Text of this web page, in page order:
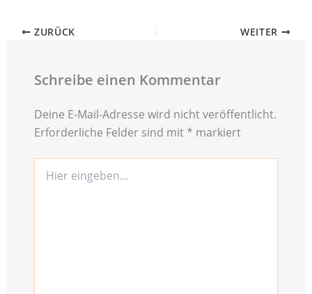
ZURÜCK WEITER
Schreibe einen Kommentar
Deine E-Mail-Adresse wird nicht veröffentlicht.
Erforderliche Felder sind mit * markiert
eingeben…